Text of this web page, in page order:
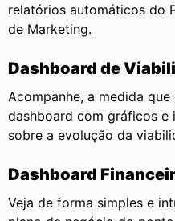
relatórios automáticos do
de Marketing.
Dashboard de
Acompanhe, a medida
dashboard com gráficos e
sobre a evolução da
Dashboard
Veja de forma simples e